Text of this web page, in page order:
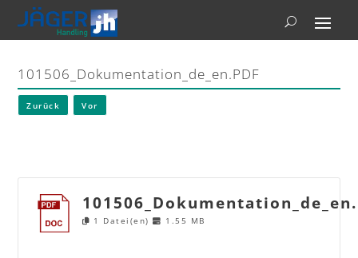
101506_Dokumentation_de_en.PDF
Zurück Vor
1 Datei(en) 1.55 MB